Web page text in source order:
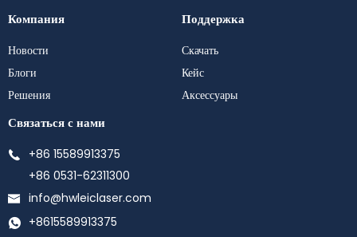
Компания
Новости
Блоги
Решения
Поддержка
Скачать
Кейс
Аксессуары
Связаться с нами
+86 15589913375
+86 0531-62311300
info@hwleiclaser.com
+8615589913375